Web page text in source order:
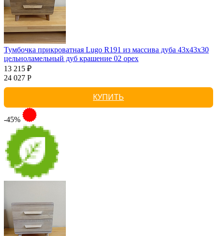
Тумбочка прикроватная Lugo R191 из массива дуба 43х43х30
цельноламельный дуб крашение 02 орех
13 215 ₽
24 027 Р
КУПИТЬ
-45%